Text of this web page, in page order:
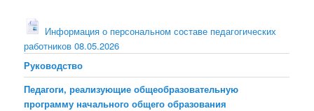
Информация о персональном составе педагогических
работников 08.05.2026
Руководство
Педагоги, реализующие общеобразовательную
программу начального общего образования